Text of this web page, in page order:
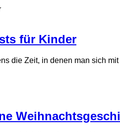
für Kinder
die Zeit, in denen man sich